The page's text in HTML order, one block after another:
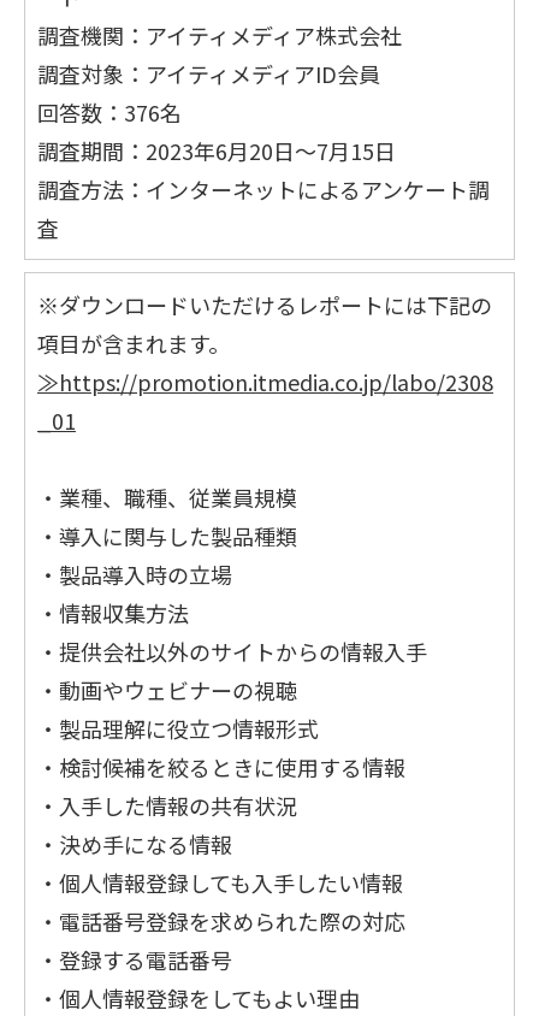
調査機関：アイティメディア株式会社
調査対象：アイティメディアID会員
回答数：376名
調査期間：2023年6月20日～7月15日
調査方法：インターネットによるアンケート調
査
※ダウンロードいただけるレポートには下記の
項目が含まれます。
≫https://promotion.itmedia.co.jp/labo/2308
_01
・業種、職種、従業員規模
・導入に関与した製品種類
・製品導入時の立場
・情報収集方法
・提供会社以外のサイトからの情報入手
・動画やウェビナーの視聴
・製品理解に役立つ情報形式
・検討候補を絞るときに使用する情報
・入手した情報の共有状況
・決め手になる情報
・個人情報登録しても入手したい情報
・電話番号登録を求められた際の対応
・登録する電話番号
・個人情報登録をしてもよい理由